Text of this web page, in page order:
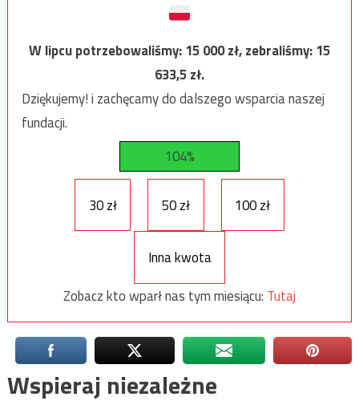
W lipcu potrzebowaliśmy:15 000zł, zebraliśmy:15
633,5zł.
Dziękujemy! i zachęcamy do dalszego wsparcia naszej
fundacji.
104%
30 zł 50 zł 100 zł
Inna kwota
Zobacz kto wparł nas tym miesiącu: Tutaj
Wspieraj niezależne